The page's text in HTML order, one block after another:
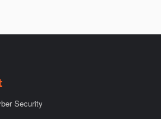
Security